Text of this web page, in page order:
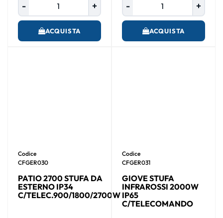
ACQUISTA ACQUISTA
Codice
CFGER030
PATIO 2700 STUFA DA
ESTERNO IP34
C/TELEC.900/1800/2700W
Codice
CFGER031
GIOVE STUFA
INFRAROSSI 2000W
IP65
C/TELECOMANDO